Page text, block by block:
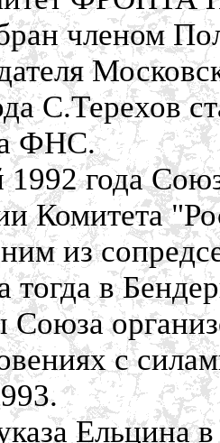
членом
С.Терехов
ФНС.
1992 года
Комитета
из
тогда в
Союза
с
Ельцина